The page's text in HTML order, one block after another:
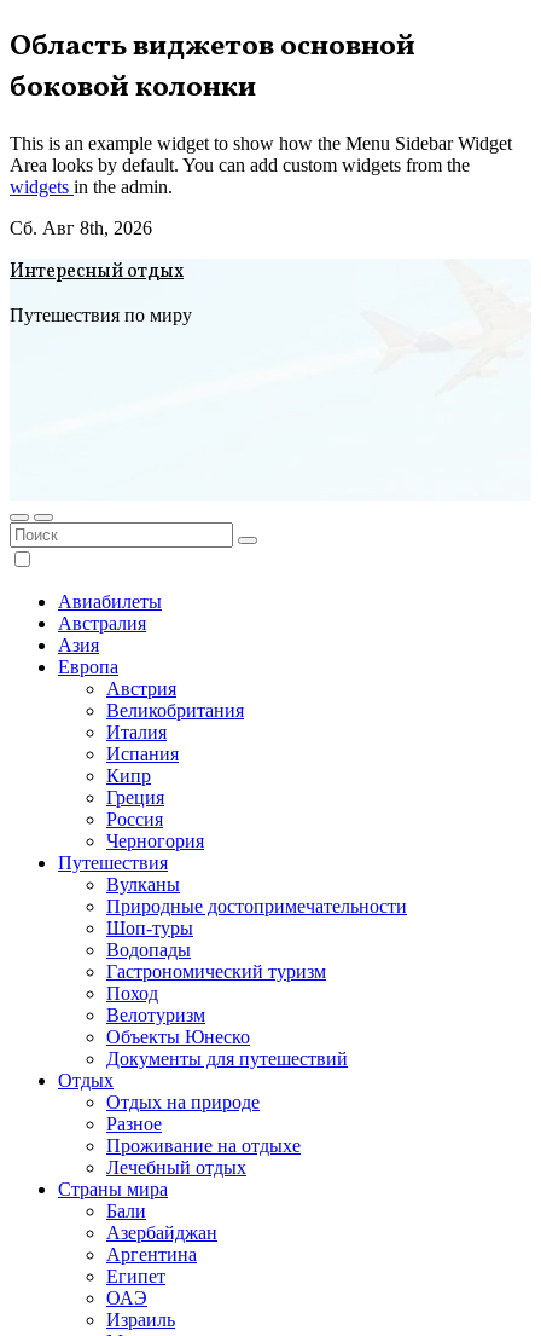
Перейти
к
содержимому
Область виджетов основной
боковой колонки
This is an example widget to show how the Menu Sidebar Widget
Area looks by default. You can add custom widgets from the
widgets in the admin.
Сб. Авг 8th, 2026
Интересный отдых
Путешествия по миру
Авиабилеты
Австралия
Азия
Европа
Австрия
Великобритания
Италия
Испания
Кипр
Греция
Россия
Черногория
Путешествия
Вулканы
Природные достопримечательности
Шоп-туры
Водопады
Гастрономический туризм
Поход
Велотуризм
Объекты Юнеско
Документы для путешествий
Отдых
Отдых на природе
Разное
Проживание на отдыхе
Лечебный отдых
Страны мира
Бали
Азербайджан
Аргентина
Египет
ОАЭ
Израиль